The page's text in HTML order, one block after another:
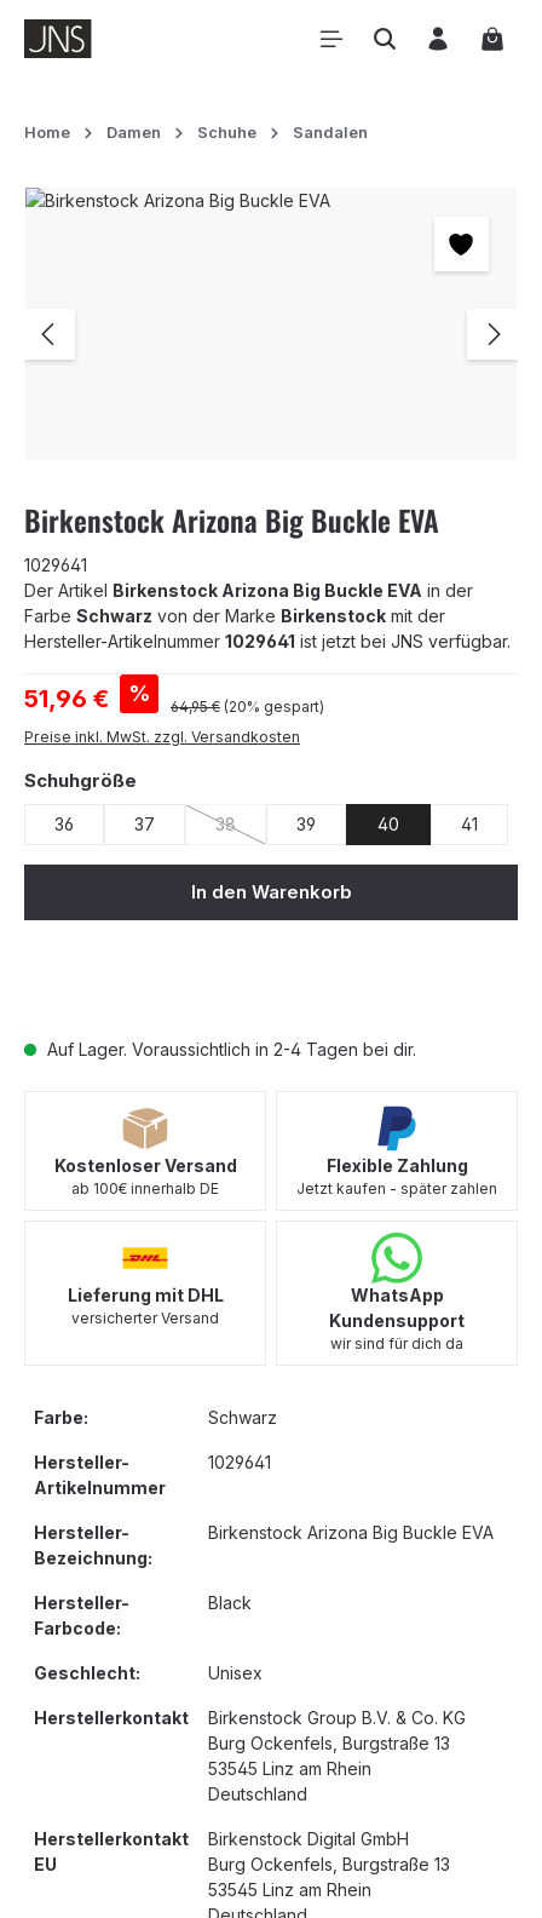
Zum Hauptinhalt springen
Home Damen Schuhe Sandalen
Bildergalerie überspringen
Birkenstock Arizona Big Buckle EVA
1029641
Der Artikel Birkenstock Arizona Big Buckle EVA in der
Farbe Schwarz von der Marke Birkenstock mit der
Hersteller-Artikelnummer 1029641 ist jetzt bei JNS verfügbar.
Verkaufspreis:
51,96 € % Regulärer Preis:
64,95 € (20% gespart)
Preise inkl. MwSt. zzgl. Versandkosten
Auf Lager. Voraussichtlich in 2-4 Tagen bei dir.
Schuhgröße
36 37 38
(Diese Option ist zurzeit nicht verfügbar.)
39 40 41
In den Warenkorb
Kostenloser Versand
ab 100€ innerhalb DE
Flexible Zahlung
Jetzt kaufen - später zahlen
Lieferung mit DHL
versicherter Versand
WhatsApp
Kundensupport
wir sind für dich da
Farbe: Schwarz
Hersteller-
Artikelnummer
1029641
Hersteller-
Bezeichnung:
Birkenstock Arizona Big Buckle EVA
Hersteller-
Farbcode:
Black
Geschlecht: Unisex
Herstellerkontakt
Birkenstock Group B.V. & Co. KG
Burg Ockenfels, Burgstraße 13
53545 Linz am Rhein
Deutschland
Herstellerkontakt
EU
Birkenstock Digital GmbH
Burg Ockenfels, Burgstraße 13
53545 Linz am Rhein